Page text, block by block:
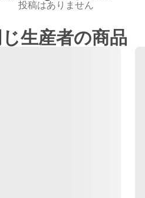
投稿はありません
じ生産者の商品